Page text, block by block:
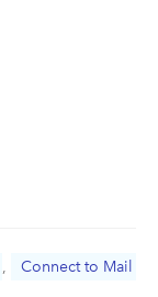
, Connect to Mail